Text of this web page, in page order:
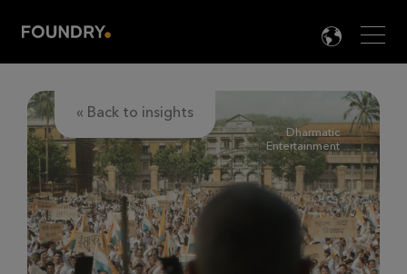

« Back to insights
Dharmatic
Entertainment